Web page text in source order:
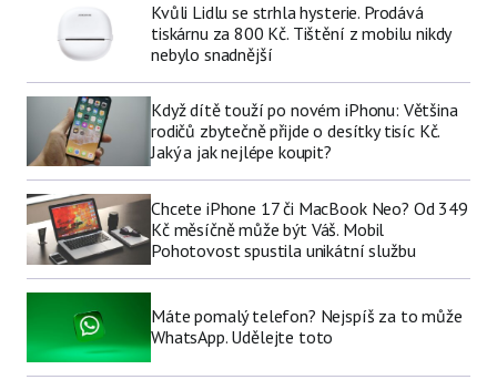
Kvůli Lidlu se strhla hysterie. Prodává
tiskárnu za 800 Kč. Tištění z mobilu nikdy
nebylo snadnější
Když dítě touží po novém iPhonu: Většina
rodičů zbytečně přijde o desítky tisíc Kč.
Jaký a jak nejlépe koupit?
Chcete iPhone 17 či MacBook Neo? Od 349
Kč měsíčně může být Váš. Mobil
Pohotovost spustila unikátní službu
Máte pomalý telefon? Nejspíš za to může
WhatsApp. Udělejte toto